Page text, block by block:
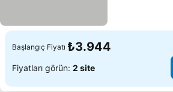
Başlangıç Fiyatı ₺3.944
Fiyatları görün: 2 site